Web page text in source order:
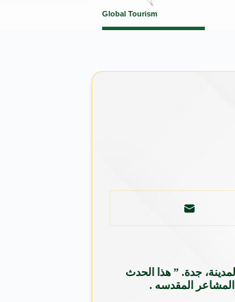
Global Tourism
سيقام في 23-24 فبراير 2025 في فندق ماريوت، طريق المدينة، جدة. ” هذا الحدث
المشاعر المقدسه .